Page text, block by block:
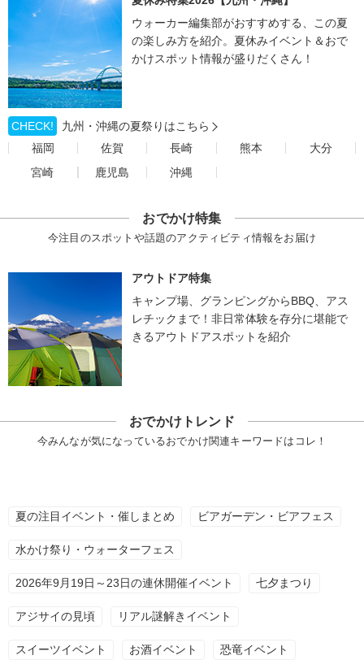
ウォーカー編集部がおすすめする、この夏
の楽しみ方を紹介。夏休みイベント＆おで
かけスポット情報が盛りだくさん！
CHECK!
九州・沖縄の夏祭りはこちら
福岡
佐賀 長崎 熊本
大分
宮崎
鹿児島 沖縄
おでかけ特集
今注目のスポットや話題のアクティビティ情報をお届け
アウトドア特集
キャンプ場、グランピングからBBQ、アス
レチックまで！非日常体験を存分に堪能で
きるアウトドアスポットを紹介
おでかけトレンド
今みんなが気になっているおでかけ関連キーワードはコレ！
夏の注目イベント・催しまとめ ビアガーデン・ビアフェス
水かけ祭り・ウォーターフェス
2026年9月19日～23日の連休開催イベント 七夕まつり
アジサイの見頃 リアル謎解きイベント
スイーツイベント お酒イベント 恐竜イベント